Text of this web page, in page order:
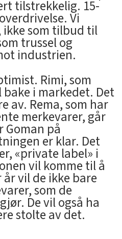
tilstrekkelig. 15-
Vi
ikke som tilbud til
trussel og
industrien.
Rimi, som
i markedet. Det
av. Rema, som har
merkevarer, går
Goman på
er klar. Det
«private label» i
vil komme til å
vil de ikke bare
som de
De vil også ha
stolte av det.